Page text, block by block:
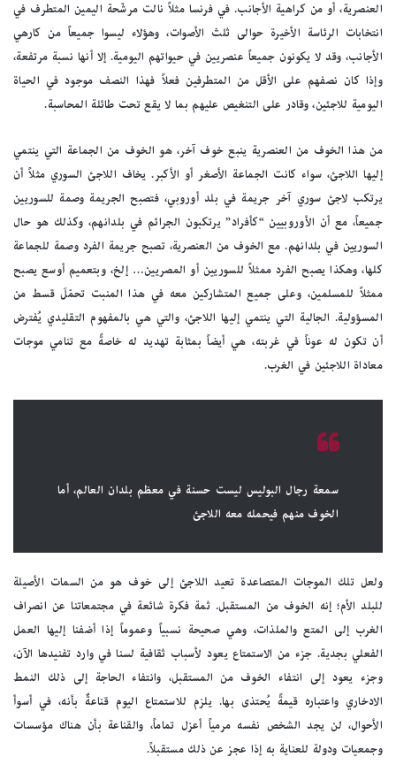
العنصرية، أو من كراهية الأجانب. في فرنسا مثلاً نالت مرشّحة اليمين المتطرف في
انتخابات الرئاسة الأخيرة حوالى ثلث الأصوات، وهؤلاء ليسوا جميعاً من كارهي
الأجانب، وقد لا يكونون جميعاً عنصريين في حيواتهم اليومية. إلا أنها نسبة مرتفعة،
وإذا كان نصفهم على الأقل من المتطرفين فعلاً فهذا النصف موجود في الحياة
اليومية للاجئين، وقادر على التنغيص عليهم بما لا يقع تحت طائلة المحاسبة.
من هذا الخوف من العنصرية ينبع خوف آخر، هو الخوف من الجماعة التي ينتمي
إليها اللاجئ، سواء كانت الجماعة الأصغر أو الأكبر. يخاف اللاجئ السوري مثلاً أن
يرتكب لاجئ سوري آخر جريمة في بلد أوروبي، فتصبح الجريمة وصمة للسوريين
جميعاً، مع أن الأوروبيين “كأفراد” يرتكبون الجرائم في بلدانهم، وكذلك هو حال
السوريين في بلدانهم. مع الخوف من العنصرية، تصبح جريمة الفرد وصمة للجماعة
كلها، وهكذا يصبح الفرد ممثلاً للسوريين أو المصريين… إلخ، وبتعميم أوسع يصبح
ممثلاً للمسلمين، وعلى جميع المتشاركين معه في هذا المنبت تحمّلَ قسط من
المسؤولية. الجالية التي ينتمي إليها اللاجئ، والتي هي بالمفهوم التقليدي يُفترض
أن تكون له عوناً في غربته، هي أيضاً بمثابة تهديد له خاصةً مع تنامي موجات
معاداة اللاجئين في الغرب.
سمعة رجال البوليس ليست حسنة في معظم بلدان العالم، أما
الخوف منهم فيحمله معه اللاجئ
ولعل تلك الموجات المتصاعدة تعيد اللاجئ إلى خوف هو من السمات الأصيلة
للبلد الأم؛ إنه الخوف من المستقبل. ثمة فكرة شائعة في مجتمعاتنا عن انصراف
الغرب إلى المتع والملذات، وهي صحيحة نسبياً وعموماً إذا أضفنا إليها العمل
الفعلي بجدية. جزء من الاستمتاع يعود لأسباب ثقافية لسنا في وارد تفنيدها الآن،
وجزء يعود إلى انتفاء الخوف من المستقبل، وانتفاء الحاجة إلى ذلك النمط
الادخاري واعتباره قيمةً يُحتذى بها. يلزم للاستمتاع اليوم قناعةٌ بأنه، في أسوأ
الأحوال، لن يجد الشخص نفسه مرمياً أعزل تماماً، والقناعة بأن هناك مؤسسات
وجمعيات ودولة للعناية به إذا عجز عن ذلك مستقبلاً.